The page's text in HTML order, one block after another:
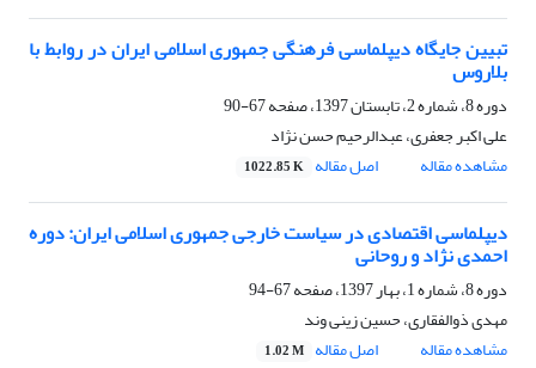
تبیین جایگاه دیپلماسی فرهنگی جمهوری اسلامی ایران در روابط با
بلاروس
دوره 8، شماره 2، تابستان 1397، صفحه
67-90
علی اکبر جعفری، عبدالرحیم حسن نژاد
مشاهده مقاله
اصل مقاله 1022.85 K
دیپلماسی اقتصادی در سیاست خارجی جمهوری اسلامی ایران: دوره
احمدی نژاد و روحانی
دوره 8، شماره 1، بهار 1397، صفحه
67-94
مهدی ذوالفقاری، حسین زینی وند
مشاهده مقاله
اصل مقاله 1.02 M